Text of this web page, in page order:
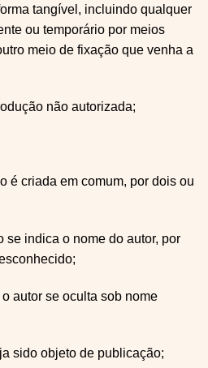
tangível, incluindo qualquer
ou temporário por meios
meio de fixação que venha a
não autorizada;
é criada em comum, por dois ou
se indica o nome do autor, por
autor se oculta sob nome
sido objeto de publicação;